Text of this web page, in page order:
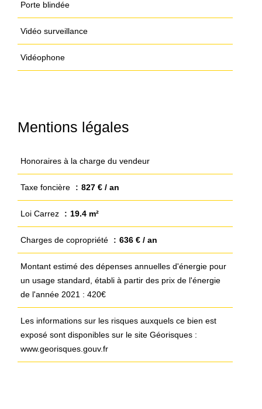
Porte blindée
Vidéo surveillance
Vidéophone
Mentions légales
Honoraires à la charge du vendeur
Taxe foncière 827 € / an
Loi Carrez 19.4 m²
Charges de copropriété 636 € / an
Montant estimé des dépenses annuelles d'énergie pour
un usage standard, établi à partir des prix de l'énergie
de l'année 2021 : 420€
Les informations sur les risques auxquels ce bien est
exposé sont disponibles sur le site Géorisques :
www.georisques.gouv.fr